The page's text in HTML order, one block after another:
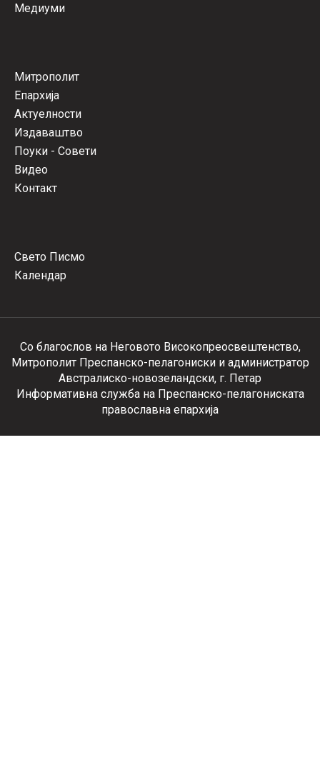
Медиуми
Митрополит
Епархија
Актуелности
Издаваштво
Поуки - Совети
Видео
Контакт
Свето Писмо
Календар
Со благослов на Неговото Високопреосвештенство,
Митрополит Преспанско-пелагониски и администратор
Австралиско-новозеландски, г. Петар
Информативна служба на Преспанско-пелагониската
православна епархија